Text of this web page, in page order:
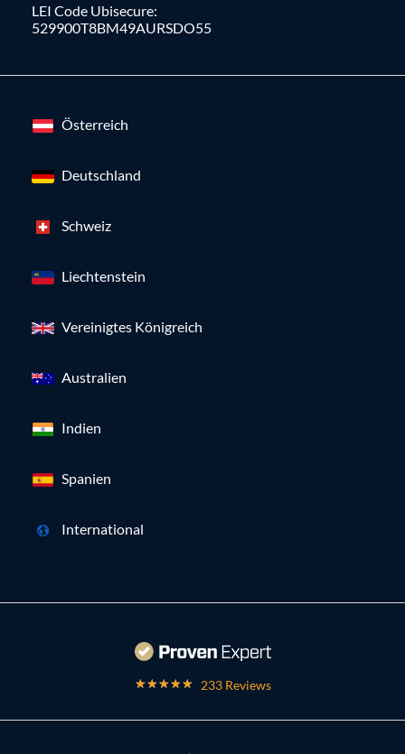
LEI Code Ubisecure:
529900T8BM49AURSDO55
Österreich
Deutschland
Schweiz
Liechtenstein
Vereinigtes Königreich
Australien
Indien
Spanien
International
233 Reviews